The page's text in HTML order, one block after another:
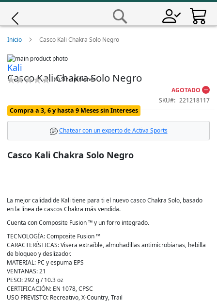
Saltar
Contenido
Inicio Casco Kali Chakra Solo Negro
Skip
to
the
end
images
gallery
Skip
to
the
the
images
Kali
Casco Kali Chakra Solo Negro
Calificación:
(0) Sin opiniones
AGOTADO
SKU
221218117
Compra a 3, 6 y hasta 9 Meses sin Intereses
Chatear con un experto de Activa Sports
Casco Kali Chakra Solo Negro
La mejor calidad de Kali tiene para ti el nuevo casco Chakra Solo, basado
en la línea de cascos Chakra más vendida.
Cuenta con Composite Fusion ™ y un forro integrado.
TECNOLOGÍA: Composite Fusion ™
CARACTERÍSTICAS: Visera extraíble, almohadillas antimicrobianas, hebilla
de bloqueo y deslizador.
MATERIAL: PC y espuma EPS
VENTANAS: 21
PESO: 292 g / 10.3 oz
CERTIFICACIÓN: EN 1078, CPSC
USO PREVISTO: Recreativo, X-Country, Trail
Giro
Iscali
Magene
MET